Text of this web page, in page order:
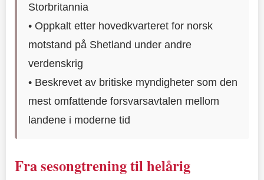
Storbritannia
• Oppkalt etter hovedkvarteret for norsk
motstand på Shetland under andre
verdenskrig
• Beskrevet av britiske myndigheter som den
mest omfattende forsvarsavtalen mellom
landene i moderne tid
Fra sesongtrening til helårig